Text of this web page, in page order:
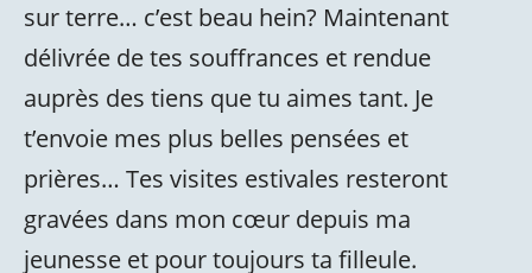
sur terre… c’est beau hein? Maintenant
délivrée de tes souffrances et rendue
auprès des tiens que tu aimes tant. Je
t’envoie mes plus belles pensées et
prières… Tes visites estivales resteront
gravées dans mon cœur depuis ma
jeunesse et pour toujours ta filleule.